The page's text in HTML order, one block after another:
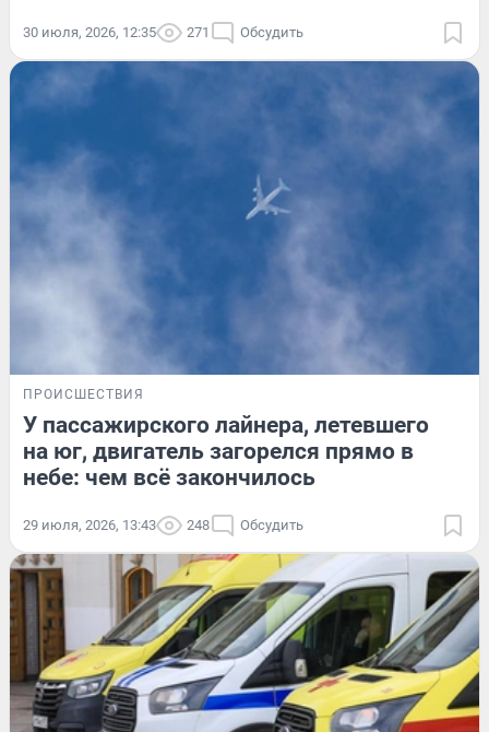
30 июля, 2026, 12:35 271 Обсудить
ПРОИСШЕСТВИЯ
У пассажирского лайнера, летевшего
на юг, двигатель загорелся прямо в
небе: чем всё закончилось
29 июля, 2026, 13:43 248 Обсудить